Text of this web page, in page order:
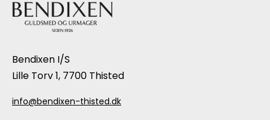
Bendixen I/S
Lille Torv 1, 7700 Thisted
info@bendixen-thisted.dk